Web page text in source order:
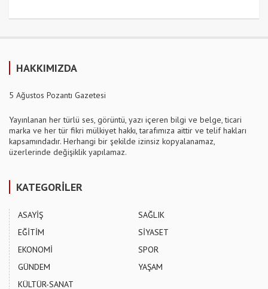
HAKKIMIZDA
5 Ağustos Pozantı Gazetesi
Yayınlanan her türlü ses, görüntü, yazı içeren bilgi ve belge, ticari
marka ve her tür fikri mülkiyet hakkı, tarafımıza aittir ve telif hakları
kapsamındadır. Herhangi bir şekilde izinsiz kopyalanamaz,
üzerlerinde değişiklik yapılamaz.
KATEGORİLER
ASAYİŞ
EĞİTİM
EKONOMİ
GÜNDEM
KÜLTÜR-SANAT
SAĞLIK
SİYASET
SPOR
YAŞAM